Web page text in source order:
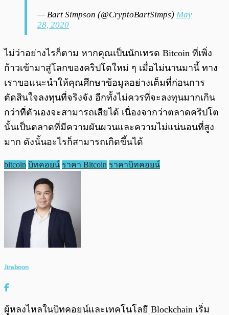
— Bart Simpson (@CryptoBartSimps) May
28, 2020
ไม่ว่าอย่างไรก็ตาม หากคุณเป็นนักเทรด Bitcoin ที่เพิ่ง
ก้าวเข้ามาสู่โลกของคริปโตใหม่ ๆ เมื่อไม่นานมานี้ ทาง
เราขอแนะนำให้คุณศึกษาข้อมูลอย่างเต็มที่ก่อนการ
ตัดสินใจลงทุนที่จริงจัง อีกทั้งไม่ควรที่จะลงทุนมากเกิน
กว่าที่ตัวเองจะสามารถเสียได้ เนื่องจากว่าตลาดคริปโต
นั้นเป็นตลาดที่มีความผันผวนและความไม่แน่นอนที่สูง
มาก ดังนั้นอะไรก็สามารถเกิดขึ้นได้
bitcoin บิทคอยน์ ราคา Bitcoin ราคาบิทคอยน์
Jiraboon
ผู้หลงไหลในบิทคอยน์และเทคโนโลยี Blockchain เริ่ม